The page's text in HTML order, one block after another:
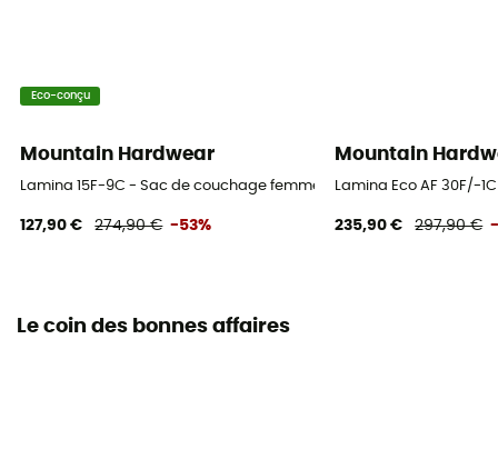
Eco-conçu
Mountain Hardwear
Lamina 15F-9C - Sac de couchage femme
127,90 € 274,90 € -53%
Mountain
Lamina Eco AF 30F/-
235,90 € 297,90 €
Le coin des bonnes affaires